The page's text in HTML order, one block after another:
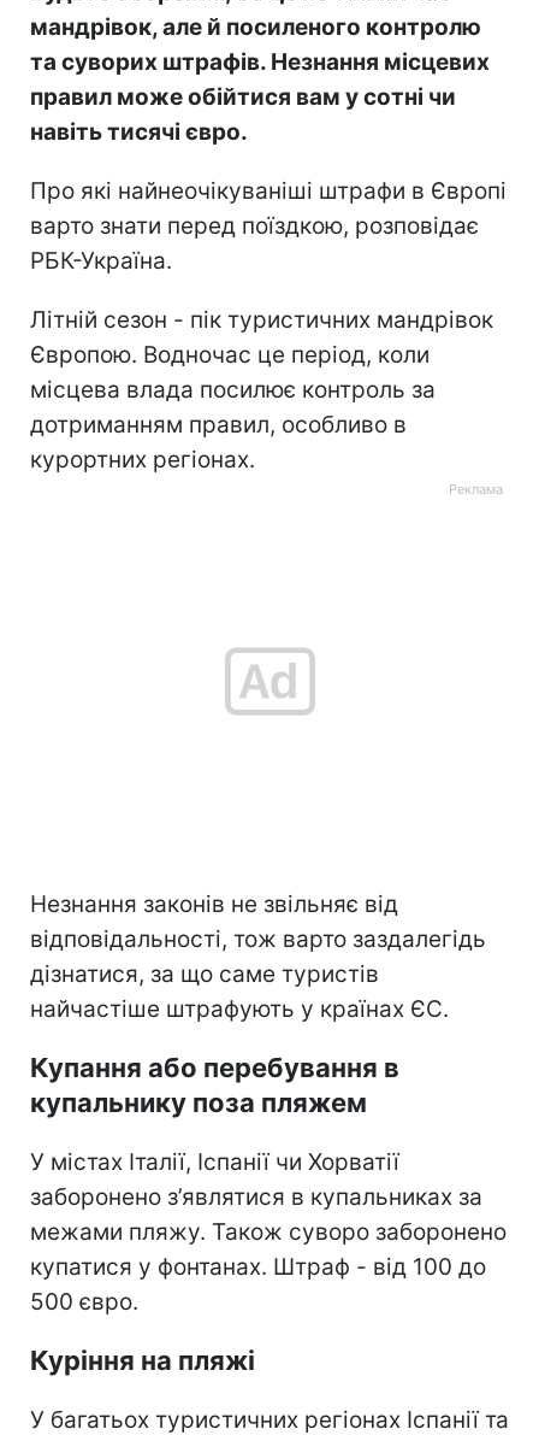
мандрівок, але й посиленого контролю
та суворих штрафів. Незнання місцевих
правил може обійтися вам у сотні чи
навіть тисячі євро.
Про які найнеочікуваніші штрафи в Європі
варто знати перед поїздкою, розповідає
РБК-Україна.
Літній сезон - пік туристичних мандрівок
Європою. Водночас це період, коли
місцева влада посилює контроль за
дотриманням правил, особливо в
курортних регіонах.
Незнання законів не звільняє від
відповідальності, тож варто заздалегідь
дізнатися, за що саме туристів
найчастіше штрафують у країнах ЄС.
Купання або перебування в
купальнику поза пляжем
У містах Італії, Іспанії чи Хорватії
заборонено з’являтися в купальниках за
межами пляжу. Також суворо заборонено
купатися у фонтанах. Штраф - від 100 до
500 євро.
Куріння на пляжі
У багатьох туристичних регіонах Іспанії та